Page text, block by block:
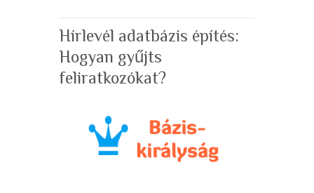
Hírlevél adatbázis építés:
Hogyan gyűjts
feliratkozókat?